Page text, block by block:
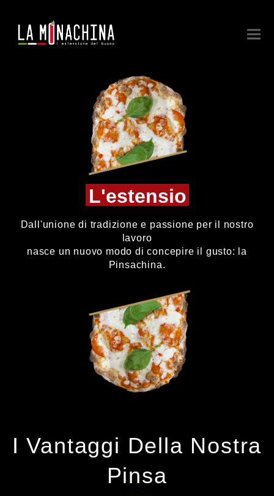
Gustosa.Fragrante.
del
buono.
L'estensione del bu
Dall'unione di tradizione e passione per il nostro
lavoro
nasce un nuovo modo di concepire il gusto: la
Pinsachina.
I Vantaggi Della Nostra
Pinsa